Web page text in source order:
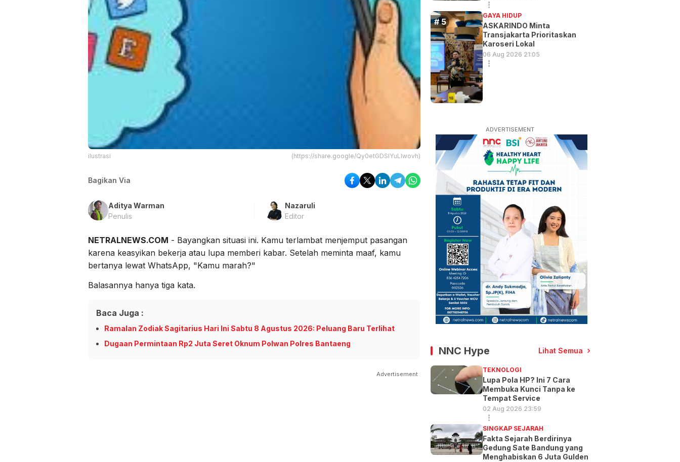
ilustrasi (https://share.google/Qy0etGDSIYuLlwovh)
Bagikan Via
Aditya Warman
Penulis
Nazaruli
Editor
NETRALNEWS.COM - Bayangkan situasi ini. Kamu terlambat menjemput pasangan
karena keasyikan bekerja atau lupa memberi kabar. Setelah meminta maaf, kamu
bertanya lewat WhatsApp, "Kamu marah?"
Balasannya hanya tiga kata.
Baca Juga :
Ramalan Zodiak Sagitarius Hari Ini Sabtu 8 Agustus 2026: Peluang Baru Terlihat
Dugaan Permintaan Rp2 Juta Seret Oknum Polwan Polres Bantaeng
Advertisement
GAYA HIDUP
ASKARINDO Minta
Transjakarta Prioritaskan
Karoseri Lokal
06 Aug 2026 21:05
ADVERTISEMENT
NNC Hype Lihat Semua
TEKNOLOGI
Lupa Pola HP? Ini 7 Cara
Membuka Kunci Tanpa ke
Tempat Service
02 Aug 2026 23:59
SINGKAP SEJARAH
Fakta Sejarah Berdirinya
Gedung Sate Bandung yang
Menghabiskan 6 Juta Gulden